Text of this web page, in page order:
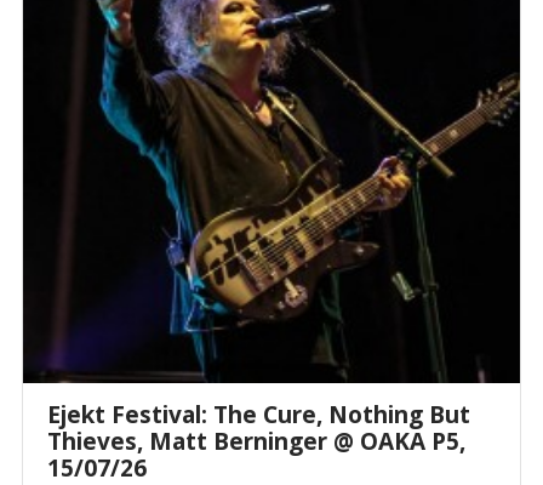
Ejekt Festival: The Cure, Nothing But
Thieves, Matt Berninger @ ΟΑΚΑ P5,
15/07/26